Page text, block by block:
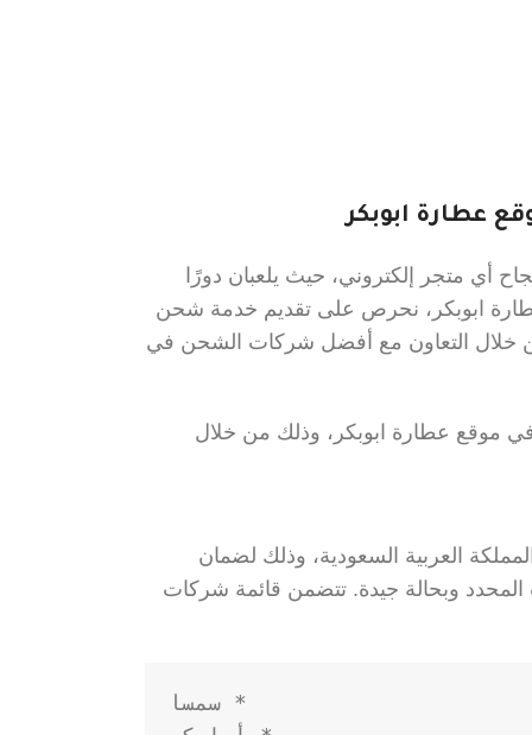
عطارة ابوبكر
أي متجر إلكتروني، حيث يلعبان دورًا
ابوبكر، نحرص على تقديم خدمة شحن
من خلال التعاون مع أفضل شركات الشحن في
موقع عطارة ابوبكر، وذلك من خلال
العربية السعودية، وذلك لضمان
وبحالة جيدة. تتضمن قائمة شركات